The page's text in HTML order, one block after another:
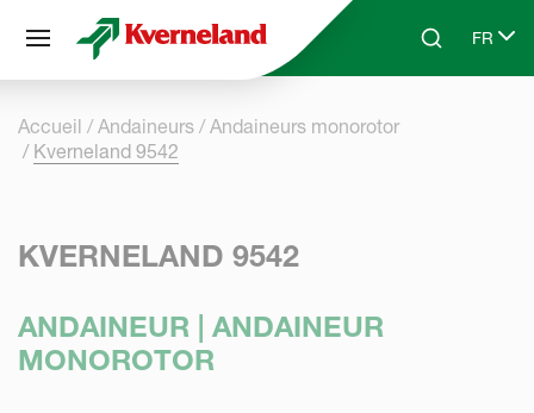
Skip to main contentSearchFR
Select
Accueil Andaineurs
Andaineurs monorotor
Kverneland 9542
KVERNELAND 9542
ANDAINEUR | ANDAINEUR
MONOROTOR
Panneau de gestion des cookies